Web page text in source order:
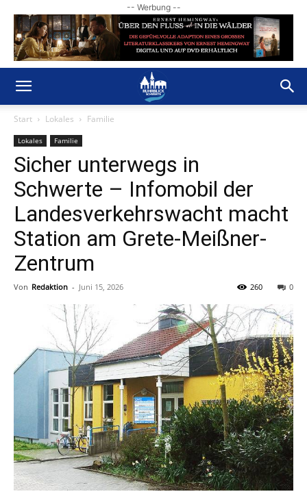
-- Werbung --
Start Lokales Familie
Lokales Familie
Sicher unterwegs in
Schwerte – Infomobil der
Landesverkehrswacht macht
Station am Grete-Meißner-
Zentrum
Von Redaktion - Juni 15, 2026 0
260